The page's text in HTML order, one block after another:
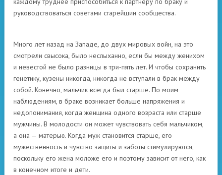
руководствоваться советами старейшин сообщества.
Много лет назад на Западе, до двух мировых войн, на это
смотрели свысока, было неслыханно, если бы между женихом
и невестой не было разницы в три-пять лет. И чтобы сохранить
генетику, кузены никогда, никогда не вступали в брак между
собой. Конечно, мальчик всегда был старше. По моим
наблюдениям, в браке возникает больше напряжения и
недопонимания, когда женщина одного возраста или старше
мужчины. В молодости он может чувствовать себя мальчиком,
а она — матерью. Когда муж становится старше, его
мужественность и чувство защиты и заботы стимулируются,
поскольку его жена моложе его и поэтому зависит от него, как
в конечном итоге и дети.